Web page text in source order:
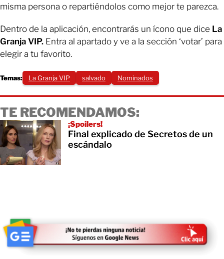
misma persona o repartiéndolos como mejor te parezca.
Dentro de la aplicación, encontrarás un ícono que dice La
Granja VIP. Entra al apartado y ve a la sección ‘votar’ para
elegir a tu favorito.
Temas: La Granja VIP salvado Nominados
TE RECOMENDAMOS:
¡Spoilers!
Final explicado de Secretos de un
escándalo